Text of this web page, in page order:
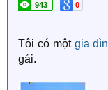
943 0
Tôi có một gia
gái.